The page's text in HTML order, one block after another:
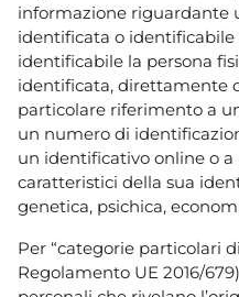
informazione riguardante
identificata o identificabile
identificabile la persona
identificata, direttamente
particolare riferimento a
un numero di
un identificativo online o
caratteristici della sua
genetica, psichica,
Per “categorie particolari
Regolamento UE 2016/